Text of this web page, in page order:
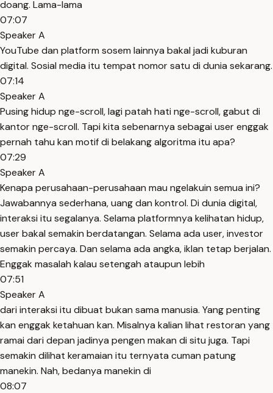
doang. Lama-lama
07:07
Speaker A
YouTube dan platform sosem lainnya bakal jadi kuburan
digital. Sosial media itu tempat nomor satu di dunia sekarang.
07:14
Speaker A
Pusing hidup nge-scroll, lagi patah hati nge-scroll, gabut di
kantor nge-scroll. Tapi kita sebenarnya sebagai user enggak
pernah tahu kan motif di belakang algoritma itu apa?
07:29
Speaker A
Kenapa perusahaan-perusahaan mau ngelakuin semua ini?
Jawabannya sederhana, uang dan kontrol. Di dunia digital,
interaksi itu segalanya. Selama platformnya kelihatan hidup,
user bakal semakin berdatangan. Selama ada user, investor
semakin percaya. Dan selama ada angka, iklan tetap berjalan.
Enggak masalah kalau setengah ataupun lebih
07:51
Speaker A
dari interaksi itu dibuat bukan sama manusia. Yang penting
kan enggak ketahuan kan. Misalnya kalian lihat restoran yang
ramai dari depan jadinya pengen makan di situ juga. Tapi
semakin dilihat keramaian itu ternyata cuman patung
manekin. Nah, bedanya manekin di
08:07